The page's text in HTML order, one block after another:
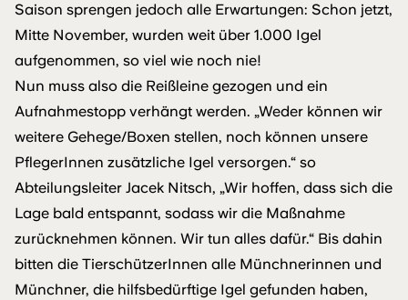
Saison sprengen jedoch alle Erwartungen: Schon jetzt,
Mitte November, wurden weit über 1.000 Igel
aufgenommen, so viel wie noch nie!
Nun muss also die Reißleine gezogen und ein
Aufnahmestopp verhängt werden. „Weder können wir
weitere Gehege/Boxen stellen, noch können unsere
PflegerInnen zusätzliche Igel versorgen.“ so
Abteilungsleiter Jacek Nitsch, „Wir hoffen, dass sich die
Lage bald entspannt, sodass wir die Maßnahme
zurücknehmen können. Wir tun alles dafür.“ Bis dahin
bitten die TierschützerInnen alle Münchnerinnen und
Münchner, die hilfsbedürftige Igel gefunden haben,